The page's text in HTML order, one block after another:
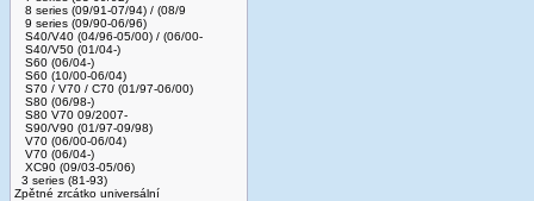
8 series (09/91-07/94) / (08/9
9 series (09/90-06/96)
S40/V40 (04/96-05/00) / (06/00-
S40/V50 (01/04-)
S60 (06/04-)
S60 (10/00-06/04)
S70 / V70 / C70 (01/97-06/00)
S80 (06/98-)
S80 V70 09/2007-
S90/V90 (01/97-09/98)
V70 (06/00-06/04)
V70 (06/04-)
XC90 (09/03-05/06)
3 series (81-93)
Zpětné zrcátko universální